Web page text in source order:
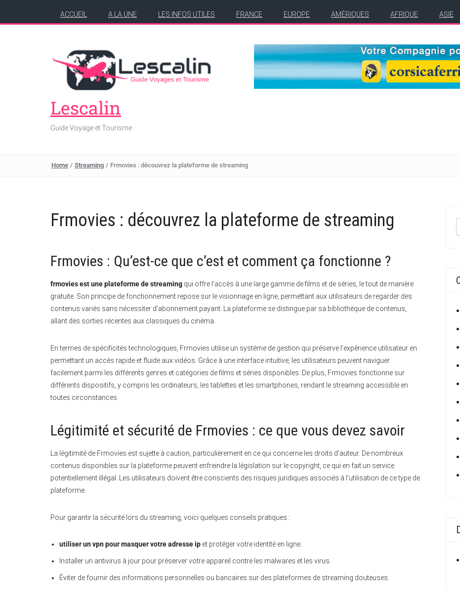
ACCUEIL A LA UNE LES INFOS UTILES FRANCE EUROPE AMÉRIQUES AFRIQUE ASIE
Lescalin
Guide Voyage et Tourisme
Home / Streaming / Frmovies : découvrez la plateforme de streaming
Frmovies : découvrez la plateforme de streaming
Frmovies : Qu’est-ce que c’est et comment ça fonctionne ?
frmovies est une plateforme de streaming qui offre l’accès à une large gamme de films et de séries, le tout de manière
gratuite. Son principe de fonctionnement repose sur le visionnage en ligne, permettant aux utilisateurs de regarder des
contenus variés sans nécessiter d’abonnement payant. La plateforme se distingue par sa bibliothèque de contenus,
allant des sorties récentes aux classiques du cinéma.
En termes de spécificités technologiques, Frmovies utilise un système de gestion qui préserve l’expérience utilisateur en
permettant un accès rapide et fluide aux vidéos. Grâce à une interface intuitive, les utilisateurs peuvent naviguer
facilement parmi les différents genres et catégories de films et séries disponibles. De plus, Frmovies fonctionne sur
différents dispositifs, y compris les ordinateurs, les tablettes et les smartphones, rendant le streaming accessible en
toutes circonstances.
Légitimité et sécurité de Frmovies : ce que vous devez savoir
La légitimité de Frmovies est sujette à caution, particulièrement en ce qui concerne les droits d’auteur. De nombreux
contenus disponibles sur la plateforme peuvent enfreindre la législation sur le copyright, ce qui en fait un service
potentiellement illégal. Les utilisateurs doivent être conscients des risques juridiques associés à l’utilisation de ce type de
plateforme.
Pour garantir la sécurité lors du streaming, voici quelques conseils pratiques :
utiliser un vpn pour masquer votre adresse ip et protéger votre identité en ligne.
Installer un antivirus à jour pour préserver votre appareil contre les malwares et les virus.
Éviter de fournir des informations personnelles ou bancaires sur des plateformes de streaming douteuses.